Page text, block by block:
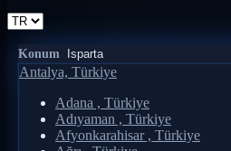
Konum
Antalya, Türkiye
Adana , Türkiye
Adıyaman , Türkiye
Afyonkarahisar , Türkiye